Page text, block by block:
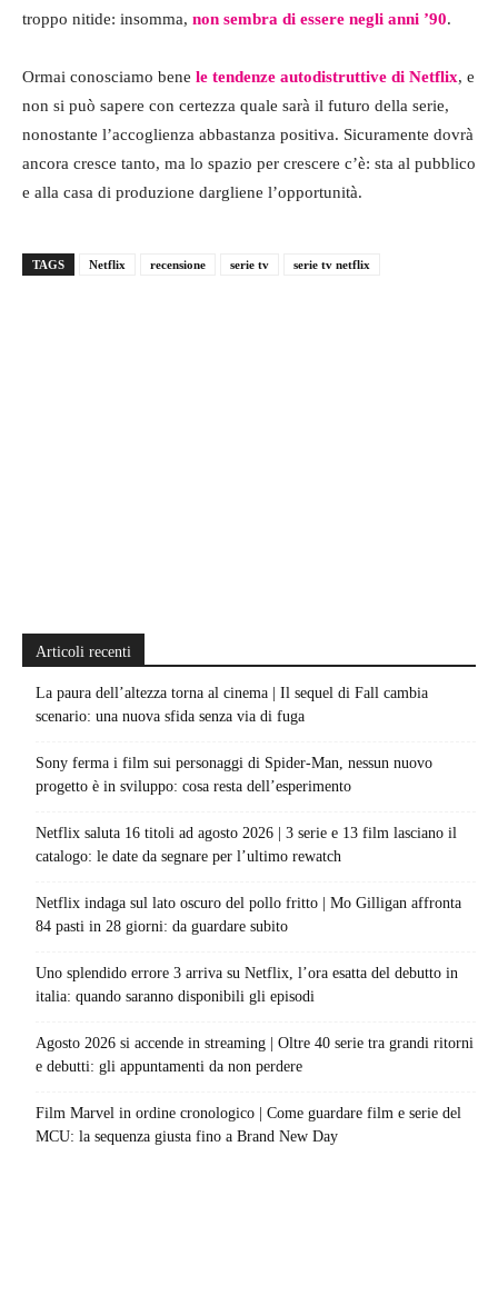
troppo nitide: insomma, non sembra di essere negli anni ’90.
Ormai conosciamo bene le tendenze autodistruttive di Netflix, e
non si può sapere con certezza quale sarà il futuro della serie,
nonostante l’accoglienza abbastanza positiva. Sicuramente dovrà
ancora cresce tanto, ma lo spazio per crescere c’è: sta al pubblico
e alla casa di produzione dargliene l’opportunità.
TAGS Netflix recensione serie tv serie tv netflix
Articoli recenti
La paura dell’altezza torna al cinema | Il sequel di Fall cambia
scenario: una nuova sfida senza via di fuga
Sony ferma i film sui personaggi di Spider-Man, nessun nuovo
progetto è in sviluppo: cosa resta dell’esperimento
Netflix saluta 16 titoli ad agosto 2026 | 3 serie e 13 film lasciano il
catalogo: le date da segnare per l’ultimo rewatch
Netflix indaga sul lato oscuro del pollo fritto | Mo Gilligan affronta
84 pasti in 28 giorni: da guardare subito
Uno splendido errore 3 arriva su Netflix, l’ora esatta del debutto in
italia: quando saranno disponibili gli episodi
Agosto 2026 si accende in streaming | Oltre 40 serie tra grandi ritorni
e debutti: gli appuntamenti da non perdere
Film Marvel in ordine cronologico | Come guardare film e serie del
MCU: la sequenza giusta fino a Brand New Day